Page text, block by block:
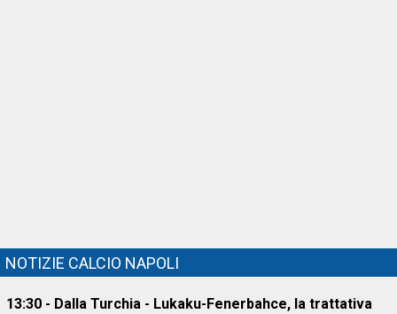
NOTIZIE CALCIO NAPOLI
13:30 - Dalla Turchia - Lukaku-Fenerbahce, la trattativa